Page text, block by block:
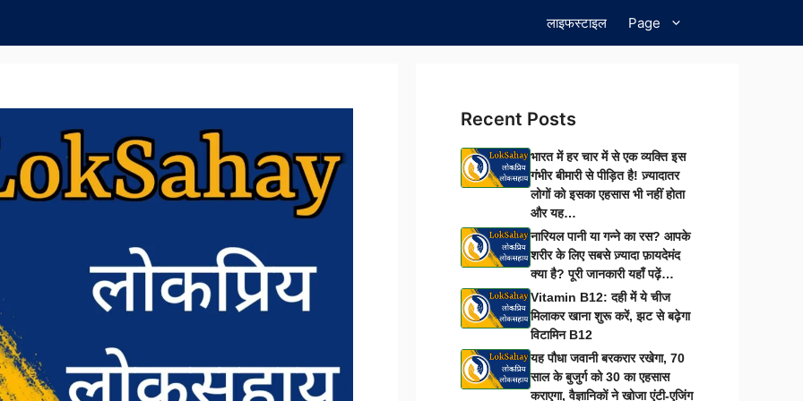
लाइफस्टाइल Page
Recent Posts
भारत में हर चार में से एक व्यक्ति इस
गंभीर बीमारी से पीड़ित है! ज़्यादातर
लोगों को इसका एहसास भी नहीं होता
और यह…
नारियल पानी या गन्ने का रस? आपके
शरीर के लिए सबसे ज़्यादा फ़ायदेमंद
क्या है? पूरी जानकारी यहाँ पढ़ें…
Vitamin B12: दही में ये चीज
मिलाकर खाना शुरू करें, झट से बढ़ेगा
विटामिन B12
यह पौधा जवानी बरकरार रखेगा, 70
साल के बुजुर्ग को 30 का एहसास
कराएगा, वैज्ञानिकों ने खोजा एंटी-एजिंग